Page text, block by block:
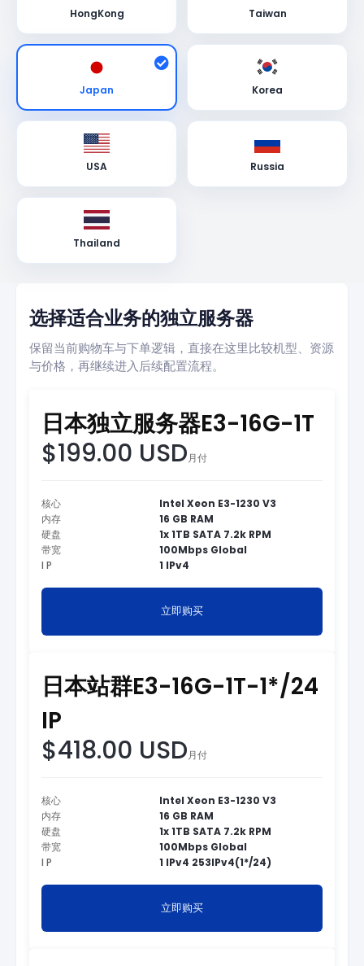
HongKong Taiwan
Japan Korea
USA Russia
Thailand
选择适合业务的独立服务器
保留当前购物车与下单逻辑，直接在这里比较机型、资源
与价格，再继续进入后续配置流程。
日本独立服务器E3-16G-1T
$199.00 USD月付
核心
Intel Xeon E3-1230 V3
内存
16 GB RAM
硬盘
1x 1TB SATA 7.2k RPM
带宽
100Mbps Global
I P
1 IPv4
立即购买
日本站群E3-16G-1T-1*/24
IP
$418.00 USD月付
核心
Intel Xeon E3-1230 V3
内存
16 GB RAM
硬盘
1x 1TB SATA 7.2k RPM
带宽
100Mbps Global
I P
1 IPv4 253IPv4(1*/24)
立即购买